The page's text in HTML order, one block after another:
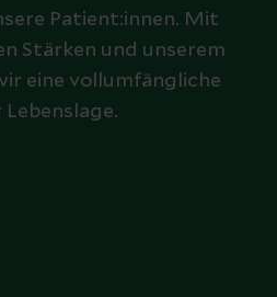
Patient:innen. Mit
Stärken und unserem
eine vollumfängliche